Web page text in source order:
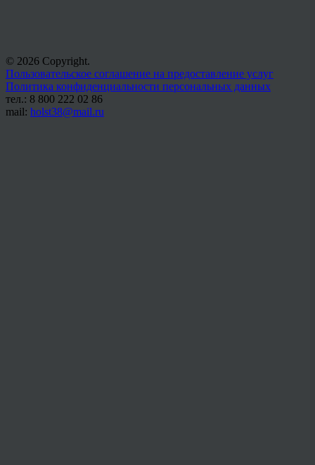
© 2026 Copyright.
Пользовательское соглашение на предоставление услуг
Политика конфиденциальности персональных данных
тел.: 8 800 222 02 86
mail: holst38@mail.ru